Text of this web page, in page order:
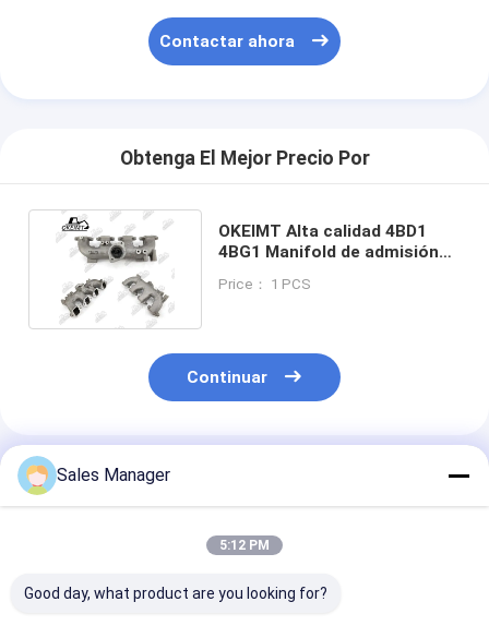
Contactar ahora
Obtenga El Mejor Precio Por
OKEIMT Alta calidad 4BD1
4BG1 Manifold de admisión
Price： 1 PCS
Continuar
Productos Recomendados
Sales Manager
5:12 PM
Good day, what product are you looking for?